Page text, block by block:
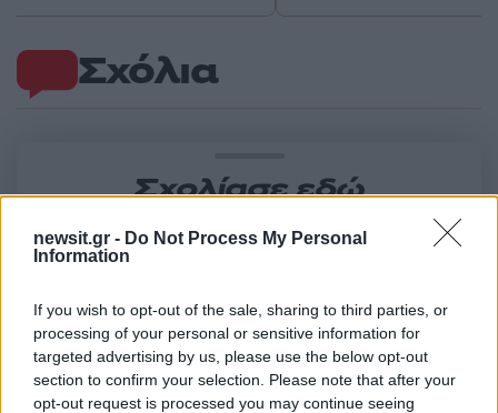
newsit.gr - Do Not Process My Personal
Information
If you wish to opt-out of the sale, sharing to third parties, or
processing of your personal or sensitive information for
targeted advertising by us, please use the below opt-out
section to confirm your selection. Please note that after your
opt-out request is processed you may continue seeing
Σχόλια
Σχολίασε εδώ
2000 /2000